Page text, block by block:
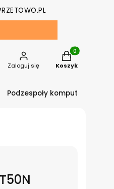
Zaloguj się
Produkty w
Koszyk
Podzespoły komputerowe